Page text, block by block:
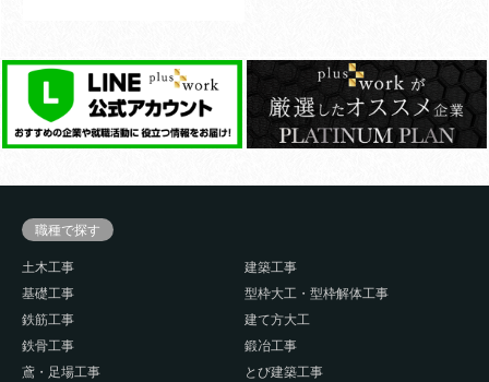
職種で探す
土木工事
建築工事
基礎工事
型枠大工・型枠解体工事
鉄筋工事
建て方大工
鉄骨工事
鍛冶工事
鳶・足場工事
とび建築工事